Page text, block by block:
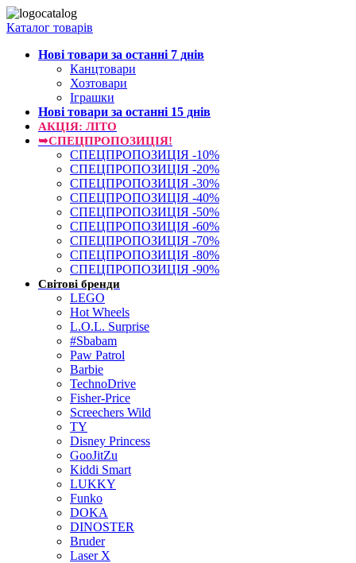
Каталог товарів
Нові товари за останнi 7 днiв
Канцтовари
Хозтовари
Іграшки
Нові товари за останнi 15 днiв
АКЦІЯ: ЛІТО
➥СПЕЦПРОПОЗИЦІЯ!
СПЕЦПРОПОЗИЦІЯ -10%
СПЕЦПРОПОЗИЦІЯ -20%
СПЕЦПРОПОЗИЦІЯ -30%
СПЕЦПРОПОЗИЦІЯ -40%
СПЕЦПРОПОЗИЦІЯ -50%
СПЕЦПРОПОЗИЦІЯ -60%
СПЕЦПРОПОЗИЦІЯ -70%
СПЕЦПРОПОЗИЦІЯ -80%
СПЕЦПРОПОЗИЦІЯ -90%
Світові бренди
LEGO
Hot Wheels
L.O.L. Surprise
#Sbabam
Paw Patrol
Barbie
TechnoDrive
Fisher-Price
Screechers Wild
TY
Disney Princess
GooJitZu
Kiddi Smart
LUKKY
Funko
DOKA
DINOSTER
Bruder
Laser X